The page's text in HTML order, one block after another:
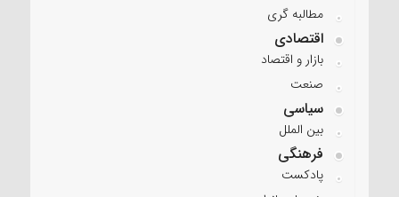
مطالبه گری
اقتصادی
بازار و اقتصاد
صنعت
سیاسی
بین الملل
فرهنگی
پادکست